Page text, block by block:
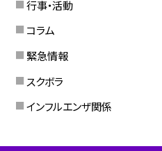
行事・活動
コラム
緊急情報
スクボラ
インフルエンザ関係